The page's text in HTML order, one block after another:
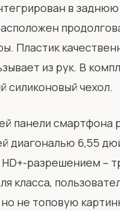
в
Пластик
из рук. В
силиконовый чехол.
панели смартфона
диагональю 6,55
разрешением –
класса,
не топовую